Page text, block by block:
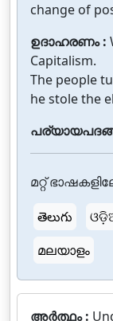
change of
ഉദാഹരണം :
Capitalism.
The people
he stole the
മറ്റ്
తెలుగు
മലയാളം
അർത്ഥം :